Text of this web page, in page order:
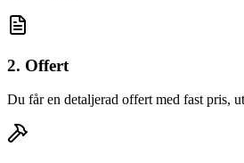
2. Offert
Du får en detaljerad offert med fast pris,